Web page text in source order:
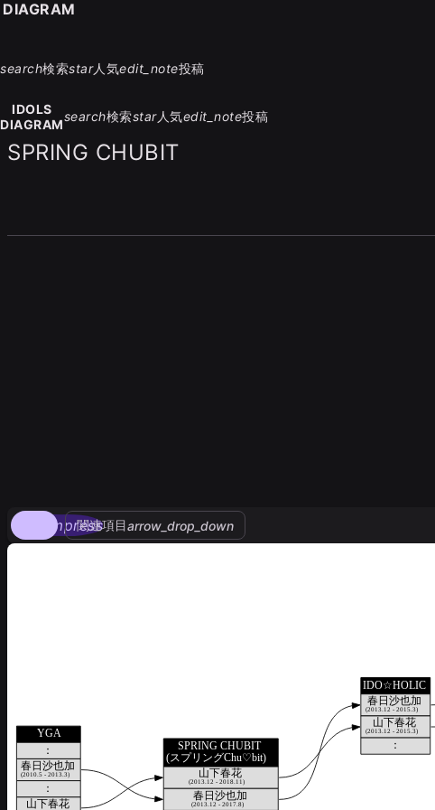
search検索star人気edit_note投稿
IDOLS
DIAGRAM
search検索star人気edit_note投稿
SPRING CHUBIT
compress
関連項目arrow_drop_down